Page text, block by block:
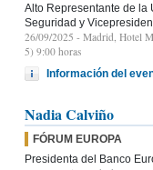
Alto Representante de la
Seguridad y
26/09/2025 - Madrid, Hotel
5) 9:00 horas
Información del
Nadia Calviño
FÓRUM EUROPA
Presidenta del Banco